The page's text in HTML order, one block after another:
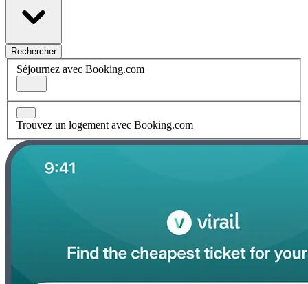
Rechercher
Séjournez avec Booking.com
Trouvez un logement avec Booking.com